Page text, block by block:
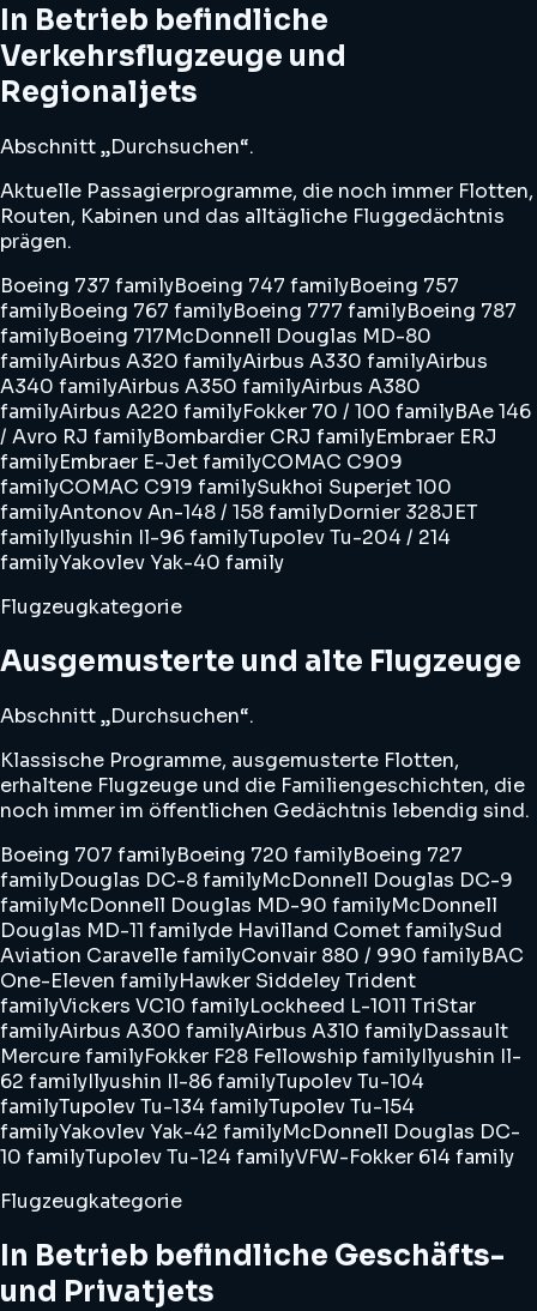
In Betrieb befindliche
Verkehrsflugzeuge und
Regionaljets
Abschnitt „Durchsuchen“.
Aktuelle Passagierprogramme, die noch immer Flotten,
Routen, Kabinen und das alltägliche Fluggedächtnis
prägen.
Boeing 737 familyBoeing 747 familyBoeing 757
familyBoeing 767 familyBoeing 777 familyBoeing 787
familyBoeing 717McDonnell Douglas MD-80
familyAirbus A320 familyAirbus A330 familyAirbus
A340 familyAirbus A350 familyAirbus A380
familyAirbus A220 familyFokker 70 / 100 familyBAe 146
/ Avro RJ familyBombardier CRJ familyEmbraer ERJ
familyEmbraer E-Jet familyCOMAC C909
familyCOMAC C919 familySukhoi Superjet 100
familyAntonov An-148 / 158 familyDornier 328JET
familyIlyushin Il-96 familyTupolev Tu-204 / 214
familyYakovlev Yak-40 family
Flugzeugkategorie
Ausgemusterte und alte Flugzeuge
Abschnitt „Durchsuchen“.
Klassische Programme, ausgemusterte Flotten,
erhaltene Flugzeuge und die Familiengeschichten, die
noch immer im öffentlichen Gedächtnis lebendig sind.
Boeing 707 familyBoeing 720 familyBoeing 727
familyDouglas DC-8 familyMcDonnell Douglas DC-9
familyMcDonnell Douglas MD-90 familyMcDonnell
Douglas MD-11 familyde Havilland Comet familySud
Aviation Caravelle familyConvair 880 / 990 familyBAC
One-Eleven familyHawker Siddeley Trident
familyVickers VC10 familyLockheed L-1011 TriStar
familyAirbus A300 familyAirbus A310 familyDassault
Mercure familyFokker F28 Fellowship familyIlyushin Il-
62 familyIlyushin Il-86 familyTupolev Tu-104
familyTupolev Tu-134 familyTupolev Tu-154
familyYakovlev Yak-42 familyMcDonnell Douglas DC-
10 familyTupolev Tu-124 familyVFW-Fokker 614 family
Flugzeugkategorie
In Betrieb befindliche Geschäfts-
und Privatjets